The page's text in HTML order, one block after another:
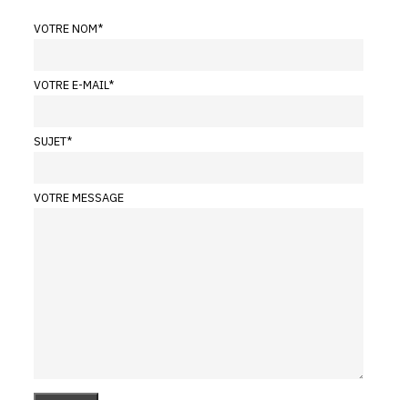
VOTRE NOM*
VOTRE E-MAIL*
SUJET*
VOTRE MESSAGE